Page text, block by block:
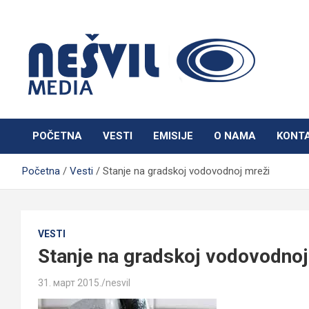
Nešvil Media Bogatić
POČETNA VESTI EMISIJE O NAMA
Početna Vesti Stanje na gradskoj vodovodnoj mreži
VESTI
Stanje na gradskoj
31. март 2015. nesvil